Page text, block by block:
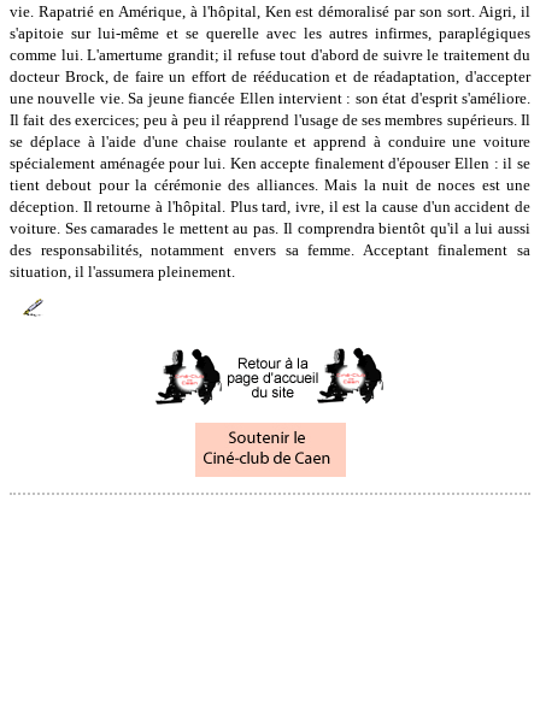
vie. Rapatrié en Amérique, à l'hôpital, Ken est démoralisé par son sort. Aigri, il
s'apitoie sur lui-même et se querelle avec les autres infirmes, paraplégiques
comme lui. L'amertume grandit; il refuse tout d'abord de suivre le traitement du
docteur Brock, de faire un effort de rééducation et de réadaptation, d'accepter
une nouvelle vie. Sa jeune fiancée Ellen intervient : son état d'esprit s'améliore.
Il fait des exercices; peu à peu il réapprend l'usage de ses membres supérieurs. Il
se déplace à l'aide d'une chaise roulante et apprend à conduire une voiture
spécialement aménagée pour lui. Ken accepte finalement d'épouser Ellen : il se
tient debout pour la cérémonie des alliances. Mais la nuit de noces est une
déception. Il retourne à l'hôpital. Plus tard, ivre, il est la cause d'un accident de
voiture. Ses camarades le mettent au pas. Il comprendra bientôt qu'il a lui aussi
des responsabilités, notamment envers sa femme. Acceptant finalement sa
situation, il l'assumera pleinement.